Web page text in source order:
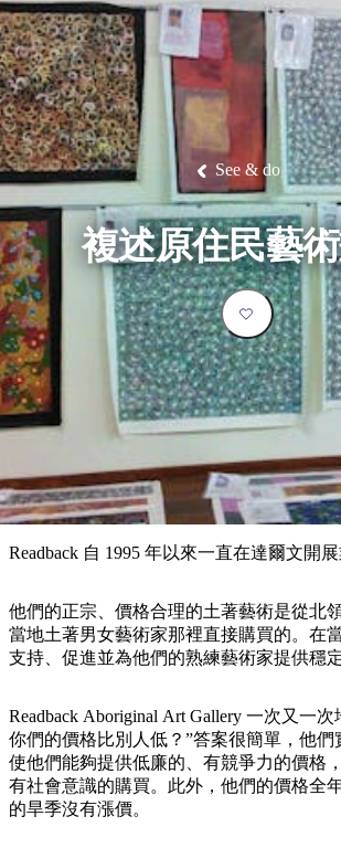
主
目
錄
必
訪
景
點
最
受
歡
迎
目
的
地
內
陸
和
戶
外
按
區
探
索
達
爾
文
愛
麗
斯
泉
烏
魯
魯
卡
杜
國
家
園
李
治
菲
特
國
家
瓦
塔
卡
國
家
園
群
島
東
納
地
馬
泉
池
尼
特
米
克
國
家
公
園
卡
魯
卡
魯
/
大
石
保
護
區
馬
古
克
瀑
布
茨
里
查
麥
克
唐
納
國
家
公
園
必
玩
動
體
驗
旅
客
類
型
推
薦
榜
單
文
化
體
驗
美
食
攻
略
節
慶
與
活
動
戶
外
和
險
自
然
和
野
生
動
歷
史
與
物
釣
魚
華
游
露
野
營
自
駕
遊
規
劃
您
旅
行
規
劃
和
預
訂
實
用
資
訊
規
劃
工
住
宿
導
覽
團
車
和
交
通
工
具
See & do
複述原住民藝
Readback 自 1995 年以來一直在達爾文開展
他們的正宗、價格合理的土著藝術是從北
當地土著男女藝術家那裡直接購買的。在
支持、促進並為他們的熟練藝術家提供穩定
Readback Aboriginal Art Gallery 一次又一
你們的價格比別人低？”答案很簡單，他們
使他們能夠提供低廉的、有競爭力的價格
有社會意識的購買。此外，他們的價格全
的旱季沒有漲價。